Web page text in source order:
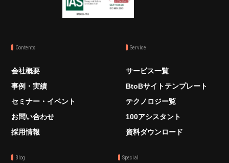
Contents
会社概要
事例・実績
セミナー・イベント
お問い合わせ
採用情報
Service
サービス一覧
BtoBサイトテンプレート
テクノロジー覧
100アシスタント
資料ダウンロード
Blog Special